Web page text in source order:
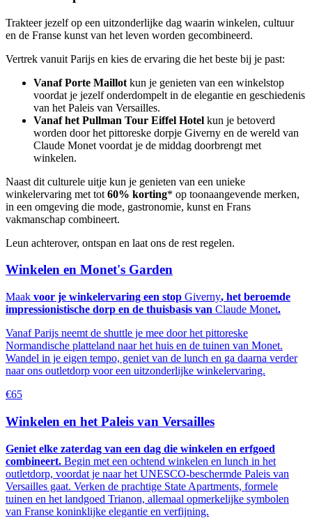
Trakteer jezelf op een uitzonderlijke dag waarin winkelen, cultuur
en de Franse kunst van het leven worden gecombineerd.
Vertrek vanuit Parijs en kies de ervaring die het beste bij je past:
Vanaf Porte Maillot kun je genieten van een winkelstop
voordat je jezelf onderdompelt in de elegantie en geschiedenis
van het Paleis van Versailles.
Vanaf het Pullman Tour Eiffel Hotel kun je betoverd
worden door het pittoreske dorpje Giverny en de wereld van
Claude Monet voordat je de middag doorbrengt met
winkelen.
Naast dit culturele uitje kun je genieten van een unieke
winkelervaring met tot 60% korting* op toonaangevende merken,
in een omgeving die mode, gastronomie, kunst en Frans
vakmanschap combineert.
Leun achterover, ontspan en laat ons de rest regelen.
Winkelen en Monet's Garden
Maak voor je winkelervaring een stop Giverny, het beroemde
impressionistische dorp en de thuisbasis van Claude Monet.
Vanaf Parijs neemt de shuttle je mee door het pittoreske
Normandische platteland naar het huis en de tuinen van Monet.
Wandel in je eigen tempo, geniet van de lunch en ga daarna verder
naar ons outletdorp voor een uitzonderlijke winkelervaring.
€65
Winkelen en het Paleis van Versailles
Geniet elke zaterdag van een dag die winkelen en erfgoed
combineert. Begin met een ochtend winkelen en lunch in het
outletdorp, voordat je naar het UNESCO-beschermde Paleis van
Versailles gaat. Verken de prachtige State Apartments, formele
tuinen en het landgoed Trianon, allemaal opmerkelijke symbolen
van Franse koninklijke elegantie en verfijning.